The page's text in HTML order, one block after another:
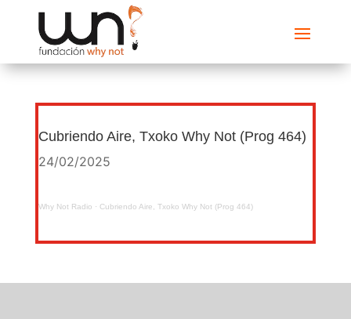
Cubriendo Aire, Txoko Why Not (Prog 464)
24/02/2025
Why Not Radio · Cubriendo Aire, Txoko Why Not (Prog 464)